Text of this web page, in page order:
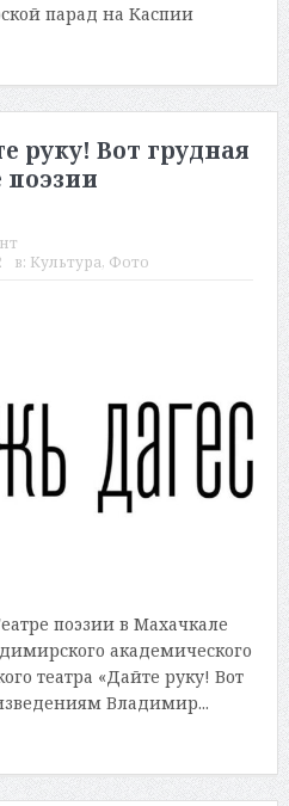
парад на Каспии
руку! Вот грудная
поэзии
в: Культура, Фото
поэзии в Махачкале
академического
театра «Дайте руку! Вот
Владимир...